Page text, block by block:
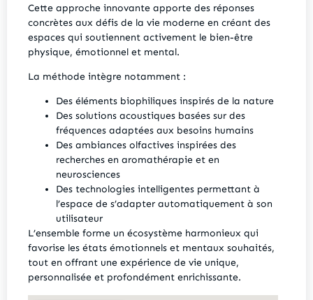
Cette approche innovante apporte des réponses
concrètes aux défis de la vie moderne en créant des
espaces qui soutiennent activement le bien-être
physique, émotionnel et mental.
La méthode intègre notamment :
Des éléments biophiliques inspirés de la nature
Des solutions acoustiques basées sur des
fréquences adaptées aux besoins humains
Des ambiances olfactives inspirées des
recherches en aromathérapie et en
neurosciences
Des technologies intelligentes permettant à
l’espace de s’adapter automatiquement à son
utilisateur
L’ensemble forme un écosystème harmonieux qui
favorise les états émotionnels et mentaux souhaités,
tout en offrant une expérience de vie unique,
personnalisée et profondément enrichissante.